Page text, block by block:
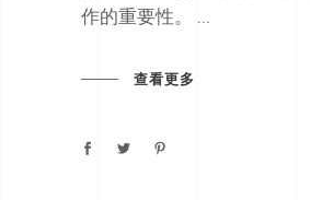
作的重要性。
查看更多